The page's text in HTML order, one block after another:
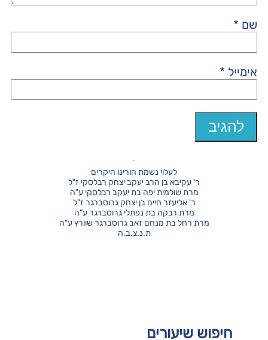
שם *
אימייל *
חיפוש שיעורים
לעלוי נשמת הורינו היקרים
ר' עקיבא בן הרב יעקב יצחק רבלסקי ז"ל
מרת שולמית יפה בת יעקב רבלסקי ע"ה
ר' אליעזר חיים בן יצחק גרוסברגר ז"ל
מרת רבקה בת נפתלי גרוסברגר ע"ה
מרת רחל בת מנחם זאב גרוסברגר שוורץ ע"ה
ת.נ.צ.ב.ה